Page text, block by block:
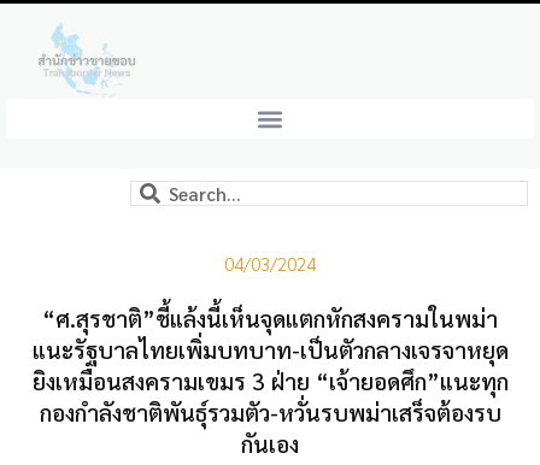
04/03/2024
“ศ.สุรชาติ”ชี้แล้งนี้เห็นจุดแตกหักสงครามในพม่า
แนะรัฐบาลไทยเพิ่มบทบาท-เป็นตัวกลางเจรจาหยุด
ยิงเหมือนสงครามเขมร 3 ฝ่าย “เจ้ายอดศึก”แนะทุก
กองกำลังชาติพันธุ์รวมตัว-หวั่นรบพม่าเสร็จต้องรบ
กันเอง